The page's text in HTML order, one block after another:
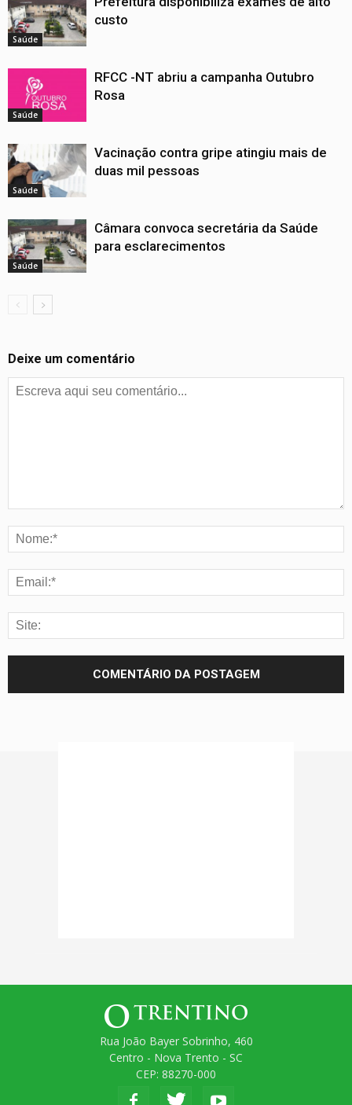
Saúde
custo
Saúde
RFCC -NT abriu a campanha Outubro
Rosa
Saúde
Vacinação contra gripe atingiu mais de
duas mil pessoas
Saúde
Câmara convoca secretária da Saúde
para esclarecimentos
Deixe um comentário
Rua João Bayer Sobrinho, 460
Centro - Nova Trento - SC
CEP: 88270-000